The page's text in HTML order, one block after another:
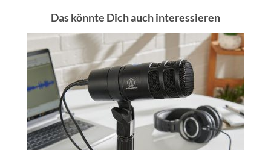
Das könnte Dich auch interessieren